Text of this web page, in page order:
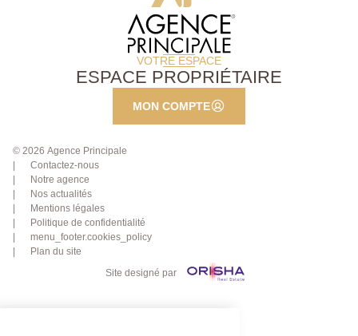
VOTRE ESPACE
ESPACE PROPRIÉTAIRE
MON COMPTE
© 2026 Agence Principale
Contactez-nous
Notre agence
Nos actualités
Mentions légales
Politique de confidentialité
menu_footer.cookies_policy
Plan du site
Site designé par